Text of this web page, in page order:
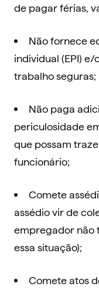
de pagar férias,
Não fornece
individual (EPI)
trabalho seguras;
Não paga
periculosidade
que possam
funcionário;
Comete
assédio vir de
empregador não
essa situação);
Comete atos